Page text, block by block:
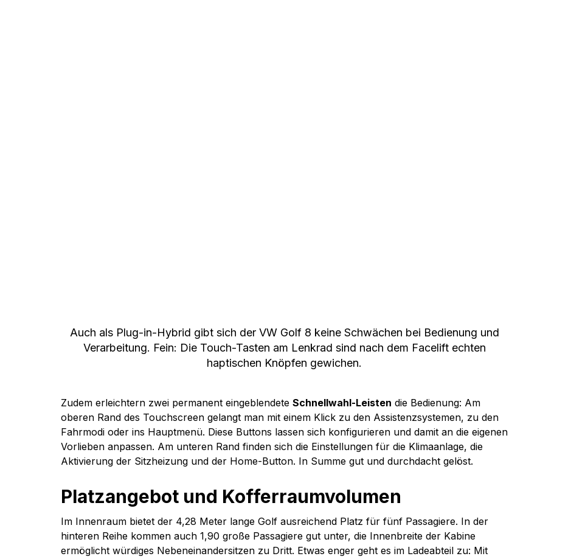
Auch als Plug-in-Hybrid gibt sich der VW Golf 8 keine Schwächen bei Bedienung und
Verarbeitung. Fein: Die Touch-Tasten am Lenkrad sind nach dem Facelift echten
haptischen Knöpfen gewichen.
Zudem erleichtern zwei permanent eingeblendete Schnellwahl-Leisten die Bedienung: Am
oberen Rand des Touchscreen gelangt man mit einem Klick zu den Assistenzsystemen, zu den
Fahrmodi oder ins Hauptmenü. Diese Buttons lassen sich konfigurieren und damit an die eigenen
Vorlieben anpassen. Am unteren Rand finden sich die Einstellungen für die Klimaanlage, die
Aktivierung der Sitzheizung und der Home-Button. In Summe gut und durchdacht gelöst.
Platzangebot und Kofferraumvolumen
Im Innenraum bietet der 4,28 Meter lange Golf ausreichend Platz für fünf Passagiere. In der
hinteren Reihe kommen auch 1,90 große Passagiere gut unter, die Innenbreite der Kabine
ermöglicht würdiges Nebeneinandersitzen zu Dritt. Etwas enger geht es im Ladeabteil zu: Mit